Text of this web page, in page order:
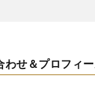
わせ＆プロフィ